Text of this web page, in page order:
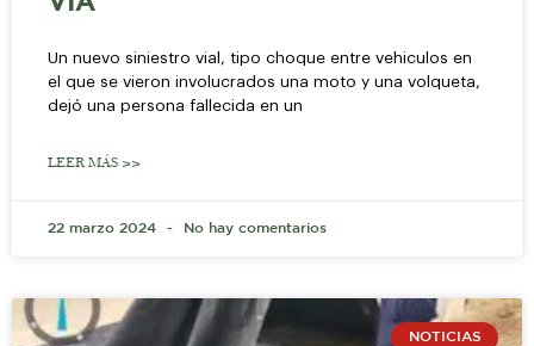
Un nuevo siniestro vial, tipo choque entre vehiculos en
el que se vieron involucrados una moto y una volqueta,
dejó una persona fallecida en un
LEER MÁS >>
22 marzo 2024 No hay comentarios
NOTICIAS